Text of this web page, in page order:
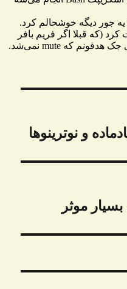
و نوترینوها
موثر